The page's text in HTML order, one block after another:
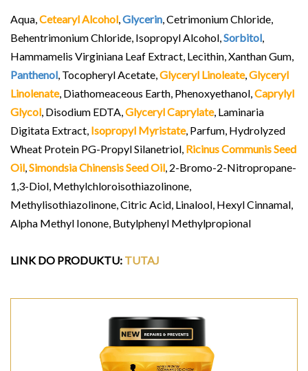
Aqua,Cetearyl Alcohol,Glycerin, Cetrimonium Chloride,
Behentrimonium Chloride, Isopropyl Alcohol,Sorbitol,
Hammamelis Virginiana Leaf Extract, Lecithin, Xanthan Gum,
Panthenol, Tocopheryl Acetate,Glyceryl Linoleate,Glyceryl
Linolenate, Diathomeaceous Earth, Phenoxyethanol,Caprylyl
Glycol, Disodium EDTA,Glyceryl Caprylate, Laminaria
Digitata Extract, Isopropyl Myristate, Parfum, Hydrolyzed
Wheat Protein PG-Propyl Silanetriol, Ricinus Communis Seed
Oil,Simondsia Chinensis Seed Oil, 2-Bromo-2-Nitropropane-
1,3-Diol, Methylchloroisothiazolinone,
Methylisothiazolinone, Citric Acid, Linalool, Hexyl Cinnamal,
Alpha Methyl Ionone, Butylphenyl Methylpropional
LINK DO PRODUKTU: TUTAJ